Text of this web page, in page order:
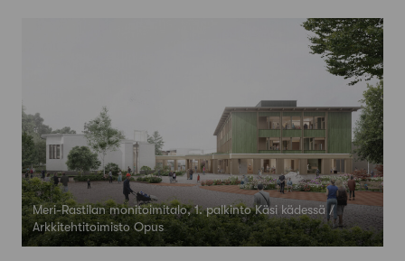
Meri-Rastilan monitoimitalo, 1. palkinto Käsi kädessä /
Arkkitehtitoimisto Opus